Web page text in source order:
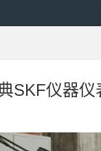
SKF仪器